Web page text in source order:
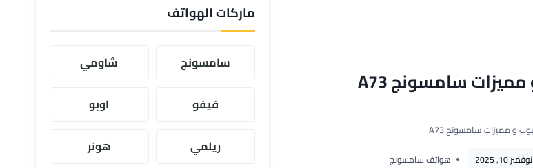
نوفمبر 10, 2025 هواتف سامسونج
ماركات الهواتف
سامسونج شاومي
فيفو اوبو
ريلمي
هونر